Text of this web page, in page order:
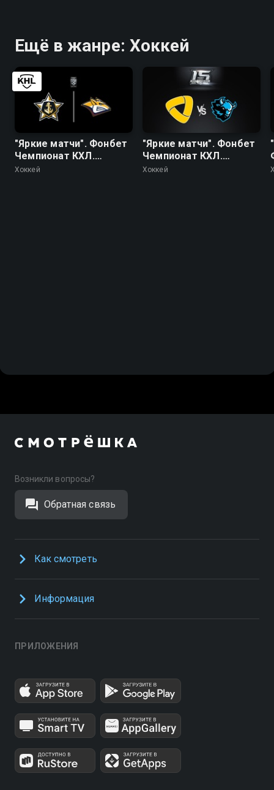
Ещё в жанре: Хоккей
"Яркие матчи". Фонбет
Чемпионат КХЛ.
"Адмирал" -
Хоккей
"Яркие матчи". Фонбет
Чемпионат КХЛ.
"Северсталь" -
Хоккей
Возникли вопросы?
Обратная связь
Как смотреть
Информация
ПРИЛОЖЕНИЯ